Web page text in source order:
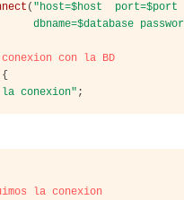
( "host=$host  port=$port
dbname=$database
con la BD
conexion" ;
la conexion